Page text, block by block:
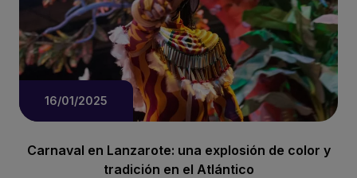
16/01/2025
Carnaval en Lanzarote: una explosión de color y
tradición en el Atlántico